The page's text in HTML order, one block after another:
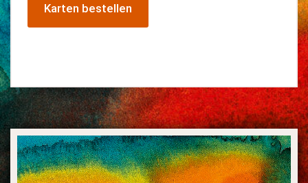
Karten bestellen